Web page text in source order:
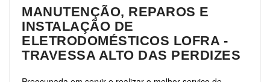
MANUTENÇÃO, REPAROS E
INSTALAÇÃO DE
ELETRODOMÉSTICOS LOFRA -
TRAVESSA ALTO DAS PERDIZES